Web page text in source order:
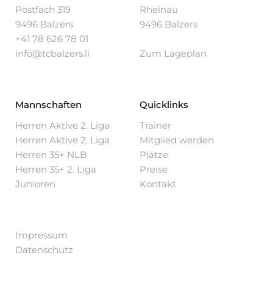
Postfach 319
9496 Balzers
+41 78 626 78 01
info@tcbalzers.li
Rheinau
9496 Balzers
Zum Lageplan
Mannschaften
Herren Aktive 2. Liga
Herren Aktive 2. Liga
Herren 35+ NLB
Herren 35+ 2. Liga
Junioren
Quicklinks
Trainer
Mitglied werden
Plätze
Preise
Kontakt
Impressum
Datenschutz